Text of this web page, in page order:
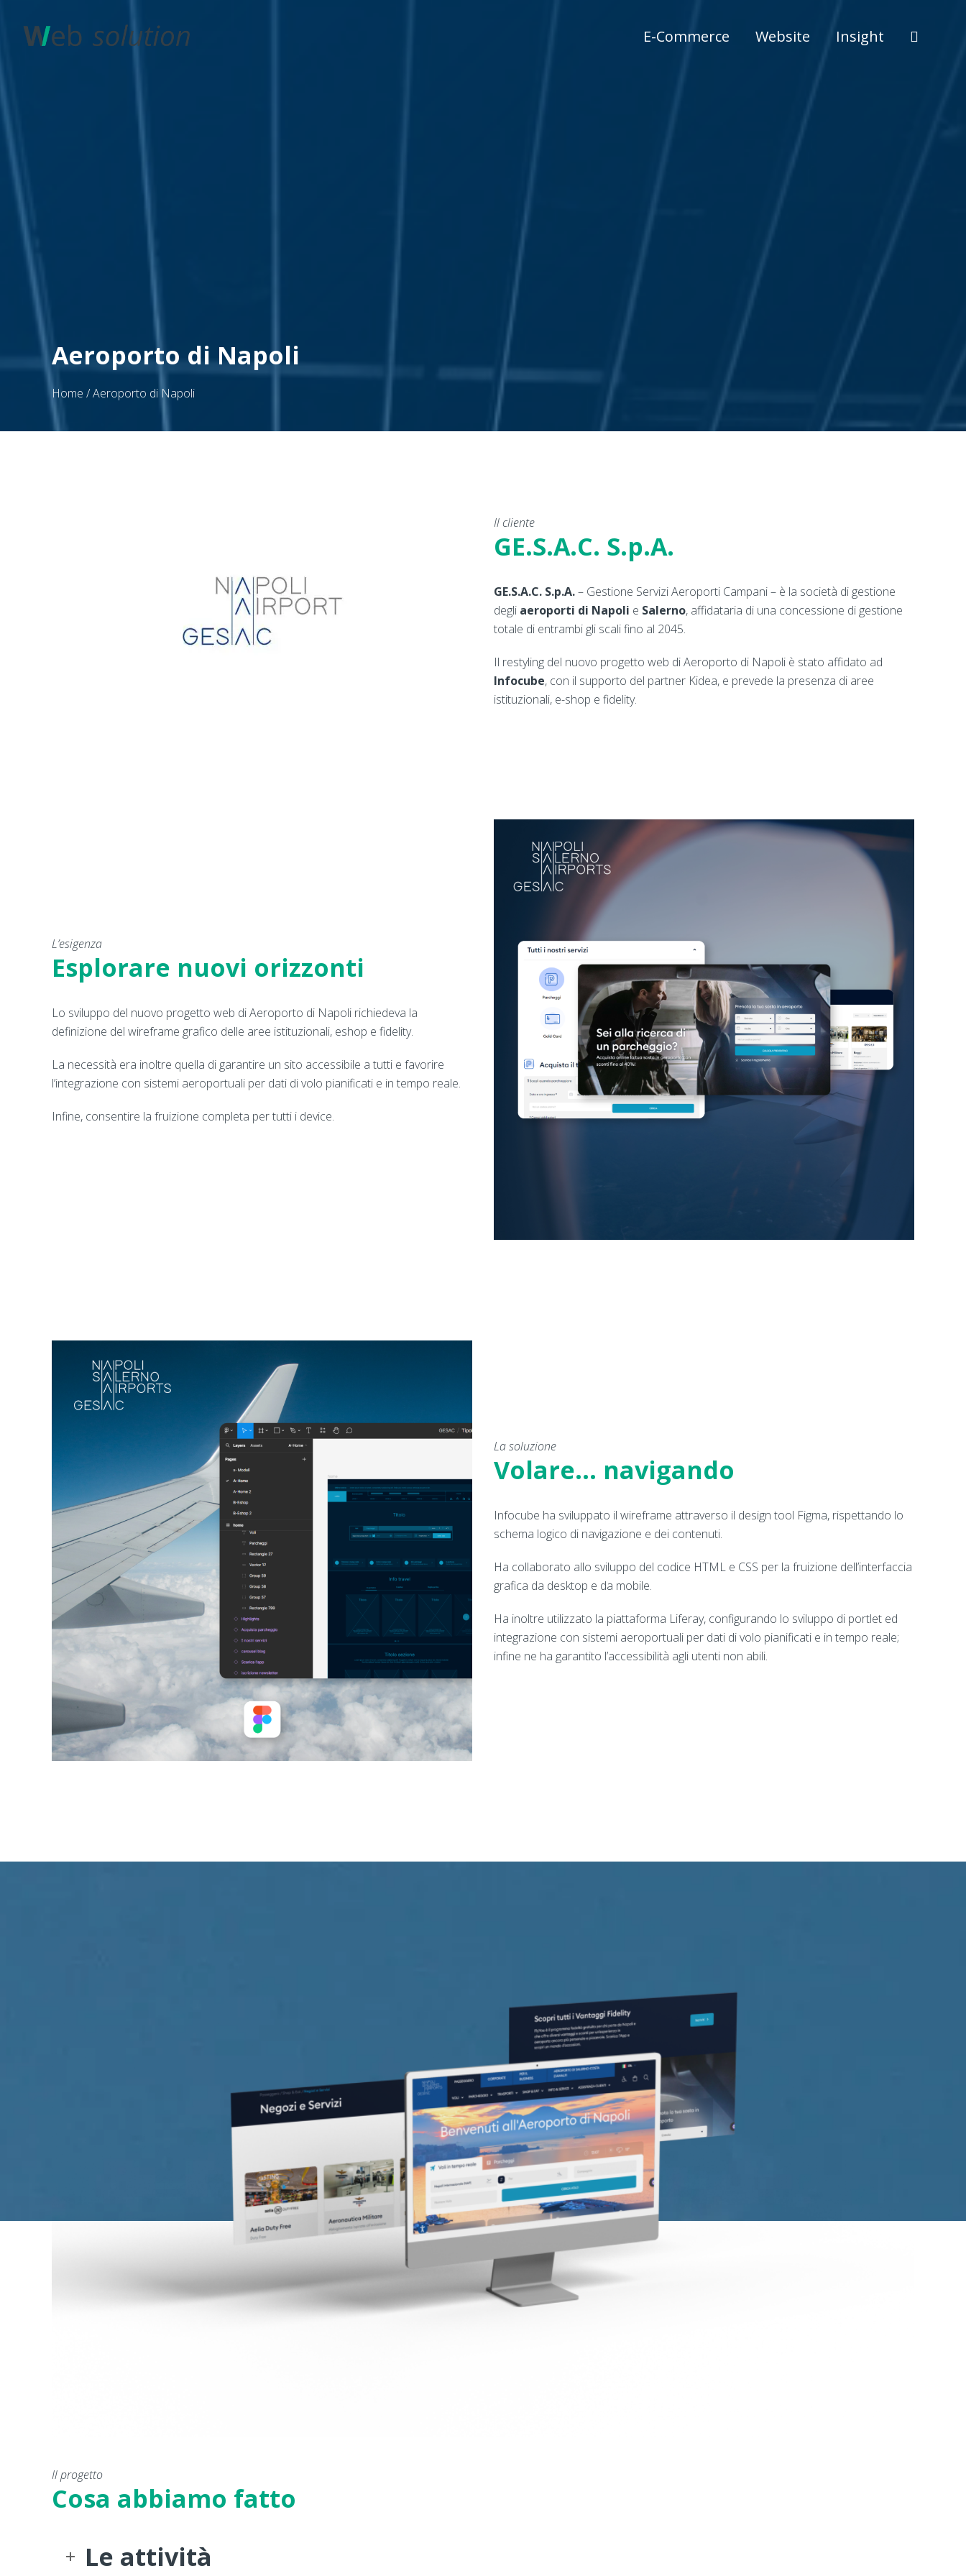
E-Commerce Website Insight
Aeroporto di Napoli
Home /Aeroporto di Napoli
Il cliente
GE.S.A.C. S.p.A.
GE.S.A.C. S.p.A.– Gestione Servizi Aeroporti Campani – è la società di gestione
degli aeroporti di Napoli e Salerno, affidataria di una concessione di gestione
totale di entrambi gli scali fino al 2045.
Il restyling del nuovo progetto web di Aeroporto di Napoli è stato affidato ad
Infocube, con il supporto del partner Kidea, e prevede la presenza di aree
istituzionali, e-shop e fidelity.
L’esigenza
Esplorare nuovi orizzonti
Lo sviluppo del nuovo progetto web di Aeroporto di Napoli richiedeva la
definizione del wireframe grafico delle aree istituzionali, eshop e fidelity.
La necessità era inoltre quella di garantire un sito accessibile a tutti e favorire
l’integrazione con sistemi aeroportuali per dati di volo pianificati e in tempo reale.
Infine, consentire la fruizione completa per tutti i device.
La soluzione
Volare… navigando
Infocube ha sviluppato il wireframe attraverso il design tool Figma, rispettando lo
schema logico di navigazione e dei contenuti.
Ha collaborato allo sviluppo del codice HTML e CSS per la fruizione dell’interfaccia
grafica da desktop e da mobile.
Ha inoltre utilizzato la piattaforma Liferay, configurando lo sviluppo di portlet ed
integrazione con sistemi aeroportuali per dati di volo pianificati e in tempo reale;
infine ne ha garantito l’accessibilità agli utenti non abili.
Il progetto
Cosa abbiamo fatto
Le attività